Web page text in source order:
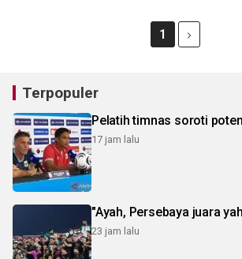
1
Terpopuler
Pelatih timnas soroti
17 jam lalu
"Ayah, Persebaya juara
23 jam lalu